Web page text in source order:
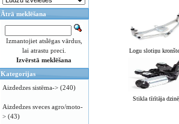
Logu slotiņu
Stikla tīrītāja
Ātrā meklēšana
Izmantojiet atslēgas vārdus,
lai atrastu preci.
Izvērstā meklēšana
Kategorijas
Aizdedzes sistēma-> (240)
Aizdedzes sveces agro/moto-
> (43)